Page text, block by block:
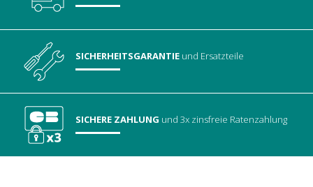
SICHERHEITSGARANTIE und Ersatzteile
SICHERE ZAHLUNG und 3x zinsfreie Ratenzahlung